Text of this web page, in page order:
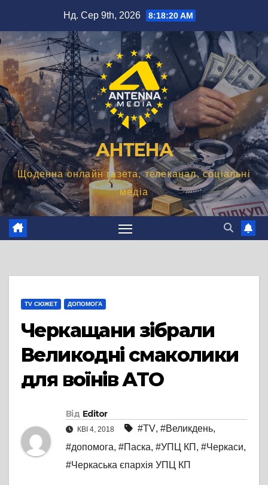
вмісту
Нд. Сер 9th, 2026 8:18:21 AM
АНТЕНА
Щоденна онлайн газета, телеканал, соціальні
медіа
TV СЮЖЕТ ДОПОМОГА
Черкащани зібрали
Великодні смаколики
для воїнів АТО
Від Editor
КВІ 4, 2018 #TV, #Великдень,
#допомога, #Паска, #УПЦ КП , #Черкаси,
#Черкаська єпархія УПЦ КП